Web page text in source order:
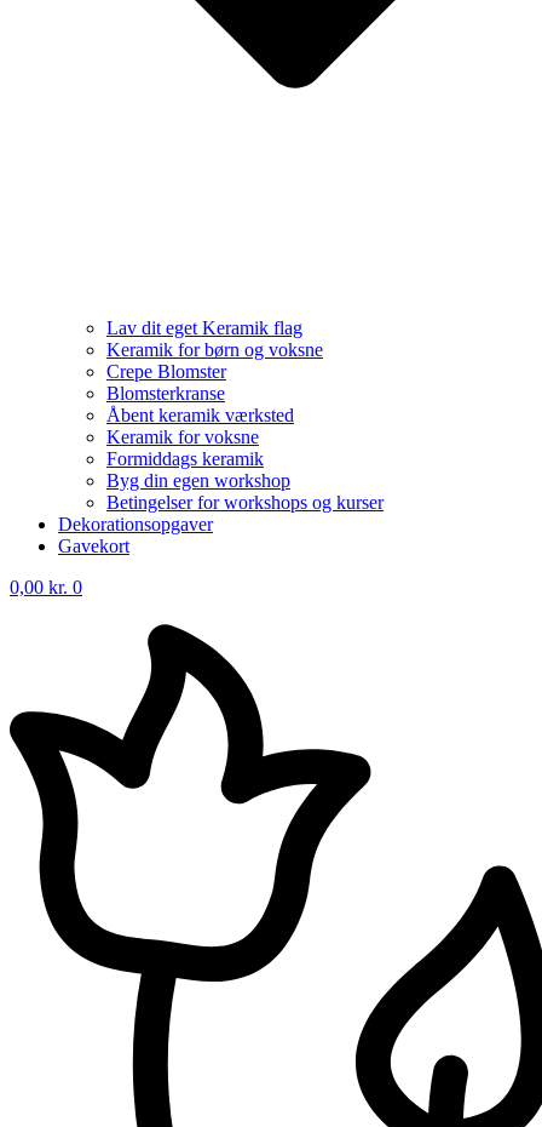
Lav dit eget Keramik flag
Keramik for børn og voksne
Crepe Blomster
Blomsterkranse
Åbent keramik værksted
Keramik for voksne
Formiddags keramik
Byg din egen workshop
Betingelser for workshops og kurser
Dekorationsopgaver
Gavekort
0,00 kr. 0